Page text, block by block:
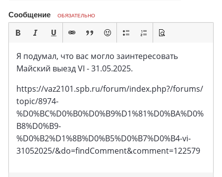
Сообщение ОБЯЗАТЕЛЬНО
Я подумал, что вас могло заинтересовать
Майский выезд VI - 31.05.2025.
https://vaz2101.spb.ru/forum/index.php?/forums/
topic/8974-
%D0%BC%D0%B0%D0%B9%D1%81%D0%BA%D0%
B8%D0%B9-
%D0%B2%D1%8B%D0%B5%D0%B7%D0%B4-vi-
31052025/&do=findComment&comment=122579